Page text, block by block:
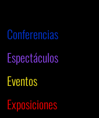
Conferencias
Espectáculos
Eventos
Exposiciones